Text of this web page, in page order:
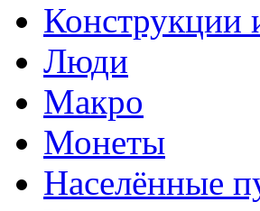
Конструкции
Люди
Макро
Монеты
Населённые